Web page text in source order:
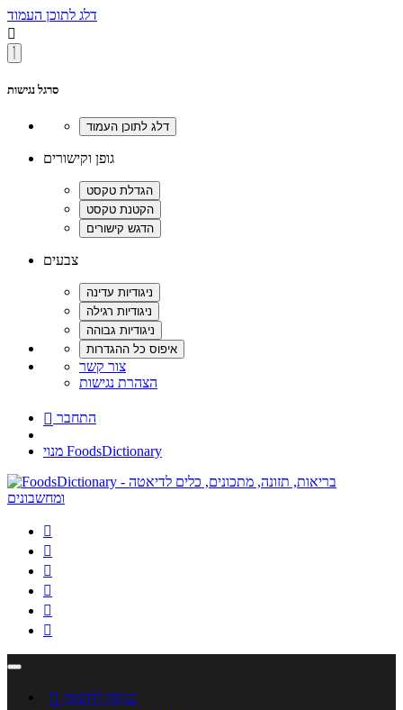
דלג לתוכן העמוד

סרגל נגישות
גופן וקישורים
צבעים
צור קשר
הצהרת נגישות
 התחבר
מנוי FoodsDictionary






 כניסה לחשבון